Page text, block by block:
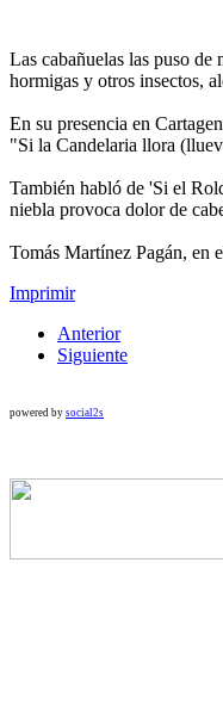
Las cabañuelas las puso
hormigas y otros insectos,
En su presencia en
"Si la Candelaria llora
También habló de 'Si el
niebla provoca dolor de
Tomás Martínez Pagán, en
Imprimir
Anterior
Siguiente
powered by social2s